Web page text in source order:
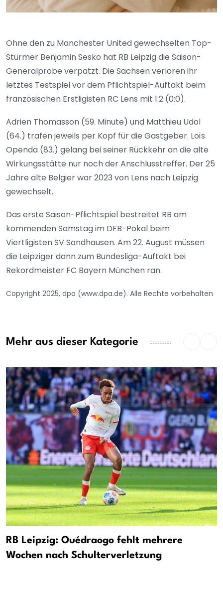
Ohne den zu Manchester United gewechselten Top-
Stürmer Benjamin Sesko hat RB Leipzig die Saison-
Generalprobe verpatzt. Die Sachsen verloren ihr
letztes Testspiel vor dem Pflichtspiel-Auftakt beim
französischen Erstligisten RC Lens mit 1:2 (0:0).
Adrien Thomasson (59. Minute) und Matthieu Udol
(64.) trafen jeweils per Kopf für die Gastgeber. Loïs
Openda (83.) gelang bei seiner Rückkehr an die alte
Wirkungsstätte nur noch der Anschlusstreffer. Der 25
Jahre alte Belgier war 2023 von Lens nach Leipzig
gewechselt.
Das erste Saison-Pflichtspiel bestreitet RB am
kommenden Samstag im DFB-Pokal beim
Viertligisten SV Sandhausen. Am 22. August müssen
die Leipziger dann zum Bundesliga-Auftakt bei
Rekordmeister FC Bayern München ran.
Copyright 2025, dpa (www.dpa.de). Alle Rechte vorbehalten
Mehr aus dieser Kategorie
RB Leipzig: Ouédraogo fehlt mehrere
Wochen nach Schulterverletzung